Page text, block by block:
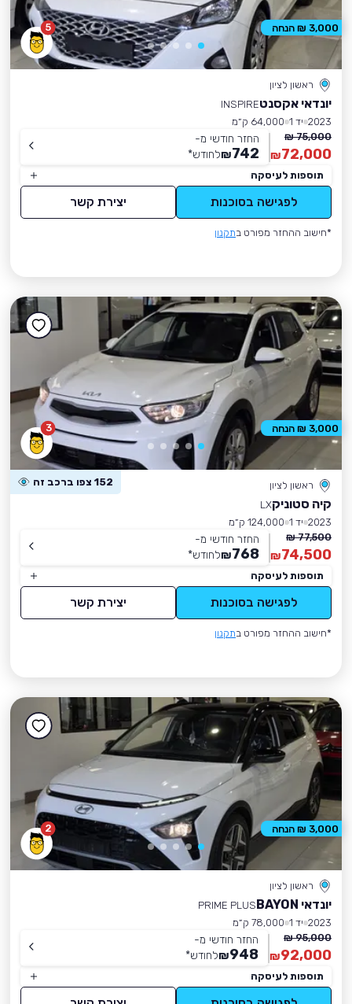
5
ראשון לציון
יונדאי אקסנטINSPIRE
2023 יד 1
64,000 ק״מ
75,000 ₪
72,000
₪
החזר חודשי מ-
742
₪לחודש*
תוספות לעיסקה
לפגישה בסוכנות יצירת קשר
*חישוב ההחזר מפורט בתקנון
3,000 ₪ הנחה
3
ראשון לציון 152 צפו ברכב זה
קיה סטוניקLX
2023 יד 1
124,000 ק״מ
77,500 ₪
74,500
₪
החזר חודשי מ-
768
₪לחודש*
תוספות לעיסקה
לפגישה בסוכנות יצירת קשר
*חישוב ההחזר מפורט בתקנון
3,000 ₪ הנחה
2
ראשון לציון
יונדאי BAYON
PRIME PLUS
2023 יד 1
78,000 ק״מ
95,000 ₪
92,000
₪
החזר חודשי מ-
948
₪לחודש*
תוספות לעיסקה
3,000 ₪ הנחה